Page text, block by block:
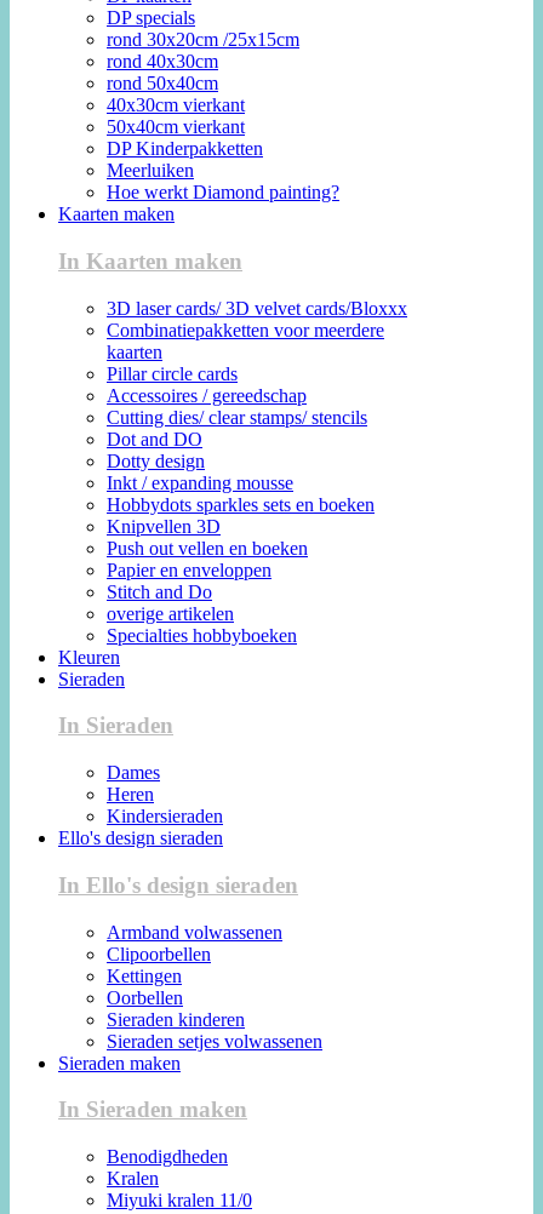
DP specials
rond 30x20cm /25x15cm
rond 40x30cm
rond 50x40cm
40x30cm vierkant
50x40cm vierkant
DP Kinderpakketten
Meerluiken
Hoe werkt Diamond painting?
Kaarten maken
In Kaarten maken
3D laser cards/ 3D velvet cards/Bloxxx
Combinatiepakketten voor meerdere
kaarten
Pillar circle cards
Accessoires / gereedschap
Cutting dies/ clear stamps/ stencils
Dot and DO
Dotty design
Inkt / expanding mousse
Hobbydots sparkles sets en boeken
Knipvellen 3D
Push out vellen en boeken
Papier en enveloppen
Stitch and Do
overige artikelen
Specialties hobbyboeken
Kleuren
Sieraden
In Sieraden
Dames
Heren
Kindersieraden
Ello's design sieraden
In Ello's design sieraden
Armband volwassenen
Clipoorbellen
Kettingen
Oorbellen
Sieraden kinderen
Sieraden setjes volwassenen
Sieraden maken
In Sieraden maken
Benodigdheden
Kralen
Miyuki kralen 11/0